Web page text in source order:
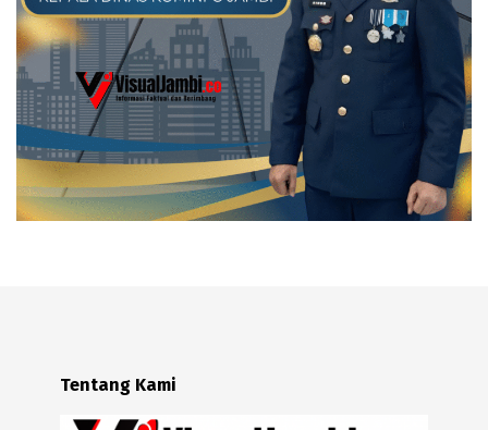
Tentang Kami